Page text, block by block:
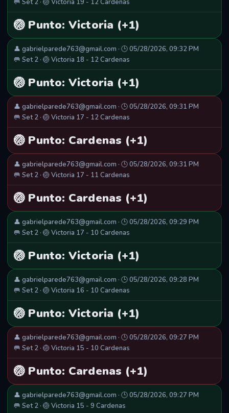
🥅 Set 2 · 🏐 Victoria 19 - 12 Cardenas
🏐 Punto: Victoria (+1)
👤 gabrielparede763@gmail.com · 🕒 05/28/2026, 09:32 PM
🥅 Set 2 · 🏐 Victoria 18 - 12 Cardenas
🏐 Punto: Victoria (+1)
👤 gabrielparede763@gmail.com · 🕒 05/28/2026, 09:31 PM
🥅 Set 2 · 🏐 Victoria 17 - 12 Cardenas
🏐 Punto: Cardenas (+1)
👤 gabrielparede763@gmail.com · 🕒 05/28/2026, 09:31 PM
🥅 Set 2 · 🏐 Victoria 17 - 11 Cardenas
🏐 Punto: Cardenas (+1)
👤 gabrielparede763@gmail.com · 🕒 05/28/2026, 09:29 PM
🥅 Set 2 · 🏐 Victoria 17 - 10 Cardenas
🏐 Punto: Victoria (+1)
👤 gabrielparede763@gmail.com · 🕒 05/28/2026, 09:28 PM
🥅 Set 2 · 🏐 Victoria 16 - 10 Cardenas
🏐 Punto: Victoria (+1)
👤 gabrielparede763@gmail.com · 🕒 05/28/2026, 09:27 PM
🥅 Set 2 · 🏐 Victoria 15 - 10 Cardenas
🏐 Punto: Cardenas (+1)
👤 gabrielparede763@gmail.com · 🕒 05/28/2026, 09:27 PM
🥅 Set 2 · 🏐 Victoria 15 - 9 Cardenas